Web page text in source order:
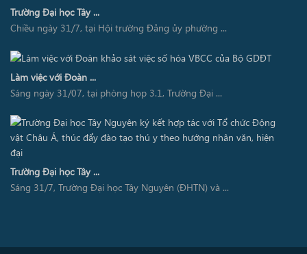
Trường Đại học Tây ...
Chiều ngày 31/7, tại Hội trường Đảng ủy phường ...
Làm việc với Đoàn ...
Sáng ngày 31/07, tại phòng họp 3.1, Trường Đại ...
Trường Đại học Tây ...
Sáng 31/7, Trường Đại học Tây Nguyên (ĐHTN) và ...